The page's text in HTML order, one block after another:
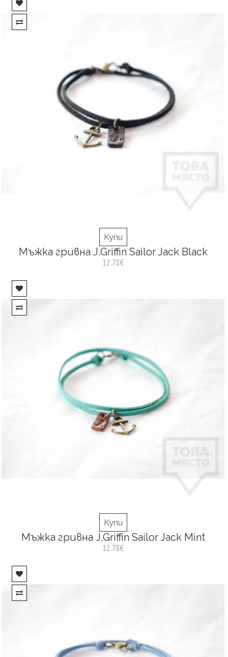
Купи
Мъжка гривна J.Griffin Sailor Jack Black
12.78€
Купи
Мъжка гривна J.Griffin Sailor Jack Mint
12.78€